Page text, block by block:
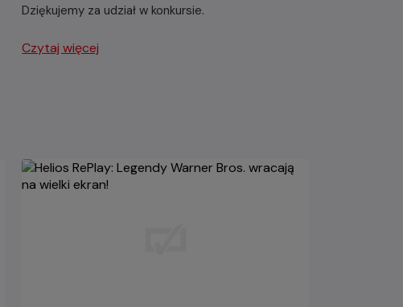
Dziękujemy za udział w konkursie.
Czytaj więcej